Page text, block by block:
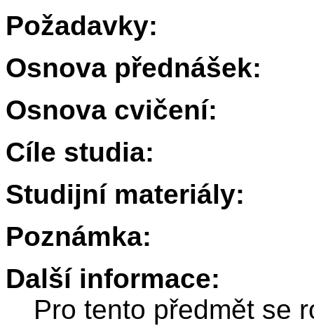
Požadavky:
Osnova přednášek:
Osnova cvičení:
Cíle studia:
Studijní materiály:
Poznámka:
Další informace:
Pro tento předmět se